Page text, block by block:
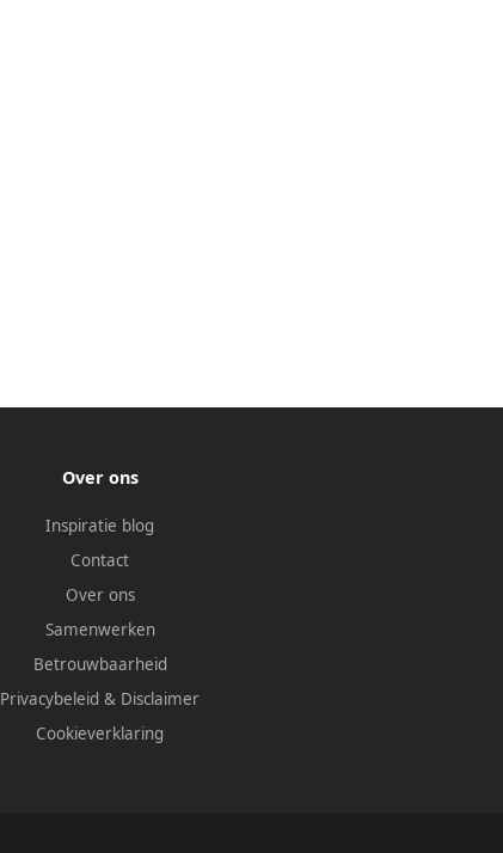
Over ons
Inspiratie blog
Contact
Over ons
Samenwerken
Betrouwbaarheid
Privacybeleid & Disclaimer
Cookieverklaring